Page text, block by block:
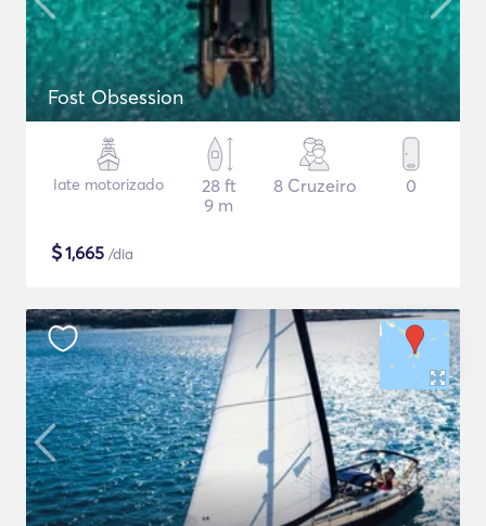
Fost Obsession
Iate motorizado
28 ft
9 m
8 Cruzeiro 0
$1,665 /dia